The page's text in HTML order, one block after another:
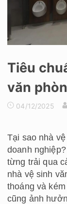
Tiêu
văn
04/12/2025
Tại sao nhà
doanh
từng trải qua
nhà vệ sinh
thoáng và
cũng ảnh